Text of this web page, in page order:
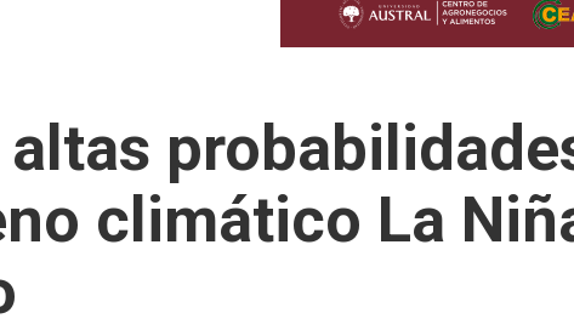
climático La